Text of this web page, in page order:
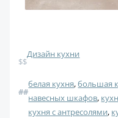
$$
Дизайн кухни
##
белая кухня, большая
навесных шкафов,
кухня с антресолями,